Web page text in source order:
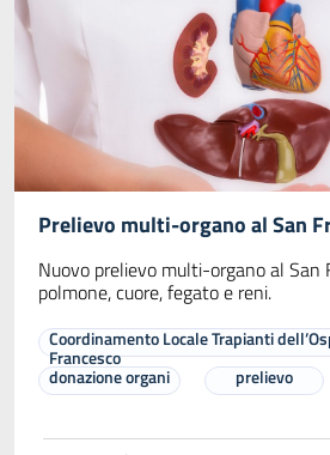
Prelievo multi-organo al San
Nuovo prelievo multi-organo al San
polmone, cuore, fegato e reni.
Coordinamento Locale Trapianti
Francesco
donazione organi prelievo